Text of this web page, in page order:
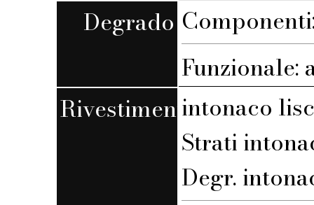
Degrado
Funzionale:
Rivestimentointonaco
Strati
Degr.